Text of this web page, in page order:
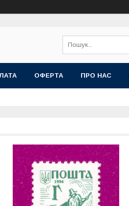
ОФЕРТА ПРО НАС